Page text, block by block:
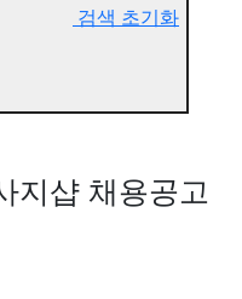
검색 초기화
지샵 채용공고